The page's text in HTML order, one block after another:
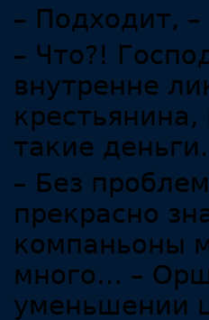
– Подходит,
– Что?!
внутренне
такие
– Без
прекрасно
компаньоны
много… –
уменьшении